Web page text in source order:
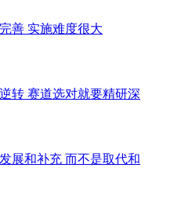
善 实施难度很大
转 赛道选对就要精研深
展和补充 而不是取代和